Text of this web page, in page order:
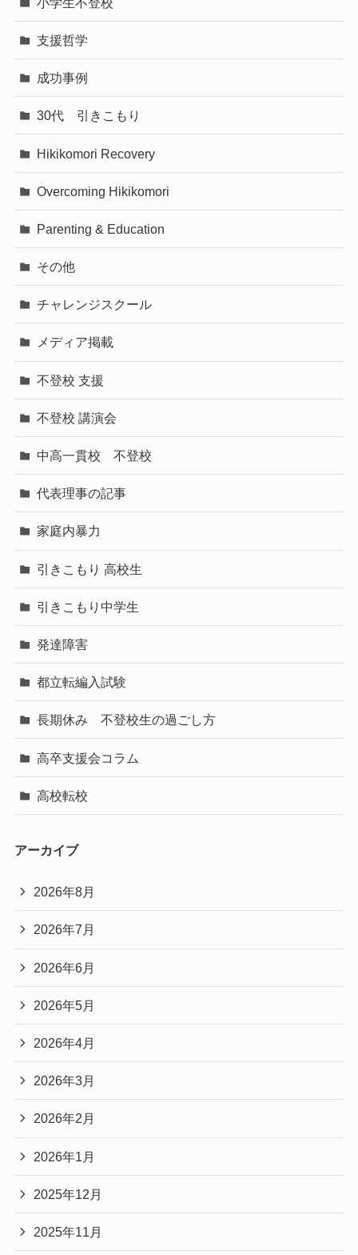
支援哲学
成功事例
30代 引きこもり
Hikikomori Recovery
Overcoming Hikikomori
Parenting & Education
その他
チャレンジスクール
メディア掲載
不登校 支援
不登校 講演会
中高一貫校 不登校
代表理事の記事
家庭内暴力
引きこもり 高校生
引きこもり中学生
発達障害
都立転編入試験
長期休み 不登校生の過ごし方
高卒支援会コラム
高校転校
アーカイブ
2026年8月
2026年7月
2026年6月
2026年5月
2026年4月
2026年3月
2026年2月
2026年1月
2025年12月
2025年11月